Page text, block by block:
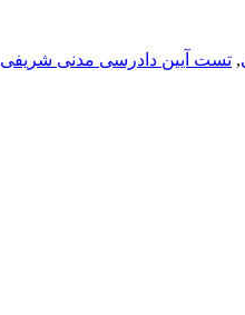
, تست آیین دادرسی مدنی شریفی